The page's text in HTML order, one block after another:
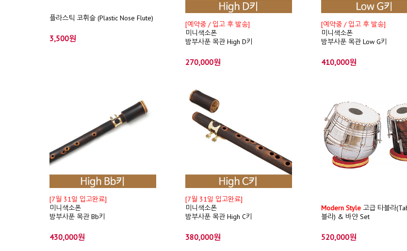
플라스틱 코휘슬 (Plastic Nose Flute)
3,500원
[예약중 / 입고 후 발송]
미니색소폰
밤부사푼 목관 High D키
270,000원
[예약중 / 입고 후 발송]
미니색소폰
밤부사푼 목관 Low G키
410,000원
[7월 31일 입고완료]
미니색소폰
밤부사푼 목관 Bb키
430,000원
[7월 31일 입고완료]
미니색소폰
밤부사푼 목관 High C키
380,000원
Modern Style 고급 타블라
블라) & 바얀 Set
520,000원